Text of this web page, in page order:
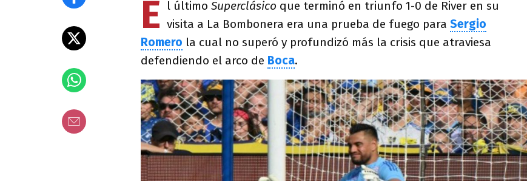
E l último Superclásico que terminó en triunfo 1-0 de River en su
visita a La Bombonera era una prueba de fuego para Sergio
Romero la cual no superó y profundizó más la crisis que atraviesa
defendiendo el arco de Boca.